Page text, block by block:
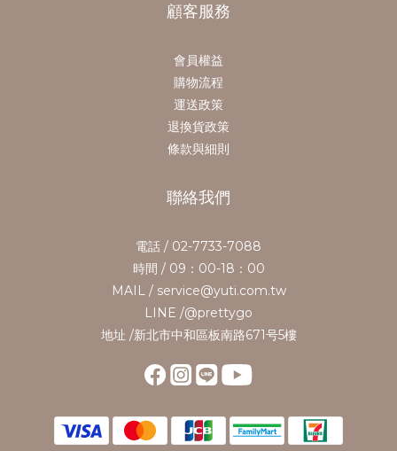
顧客服務
會員權益
購物流程
運送政策
退換貨政策
條款與細則
聯絡我們
電話 / 02-7733-7088
時間 / 09：00-18：00
MAIL / service@yuti.com.tw
LINE /@prettygo
地址 /新北市中和區板南路671号5樓